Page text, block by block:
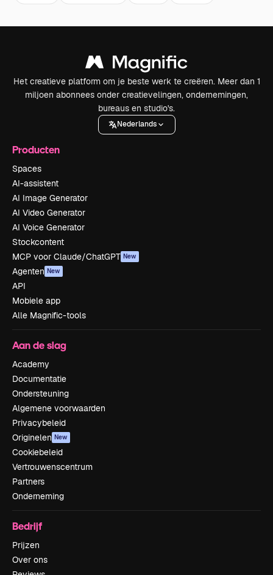
Het creatieve platform om je beste werk te creëren. Meer dan 1
miljoen abonnees onder creatievelingen, ondernemingen,
bureaus en studio's.
Nederlands
Producten
Spaces
AI-assistent
AI Image Generator
AI Video Generator
AI Voice Generator
Stockcontent
MCP voor Claude/ChatGPT New
Agenten New
API
Mobiele app
Alle Magnific-tools
Aan de slag
Academy
Documentatie
Ondersteuning
Algemene voorwaarden
Privacybeleid
Originelen New
Cookiebeleid
Vertrouwenscentrum
Partners
Onderneming
Bedrijf
Prijzen
Over ons